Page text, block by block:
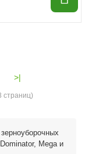
>|
страниц)
Mega и